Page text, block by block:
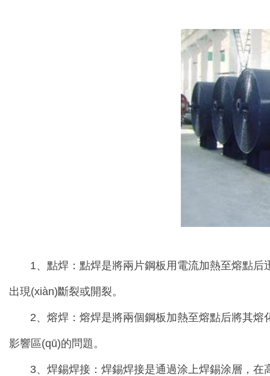
1、點焊：點焊是將兩片鋼板用電流加熱至熔點后迅速
出現(xiàn)斷裂或開裂。
2、熔焊：熔焊是將兩個鋼板加熱至熔點后將其熔化
影響區(qū)的問題。
3、焊錫焊接：焊錫焊接是通過涂上焊錫涂層，在